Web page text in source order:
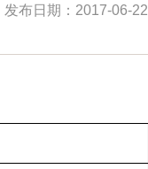
发布日期：2017-06-22